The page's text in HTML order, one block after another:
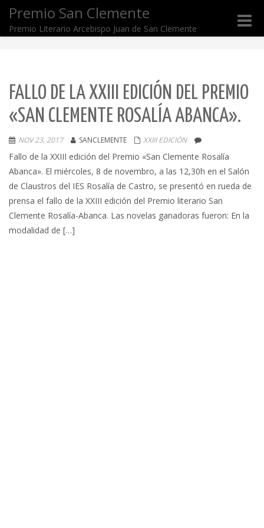
Premio San Clemente
Premio Literario Arcebispo Juan de San Clemente
Toggle
FALLO DE LA XXIII EDICIÓN DEL PREMIO
«SAN CLEMENTE ROSALÍA ABANCA».
NOV 23, 2017 SANCLEMENTE XXIII EDICIÓN
Fallo de la XXIII edición del Premio «San Clemente Rosalía
Abanca». El miércoles, 8 de novembro, a las 12,30h en el Salón
de Claustros del IES Rosalía de Castro, se presentó en rueda de
prensa el fallo de la XXIII edición del Premio literario San
Clemente Rosalía-Abanca. Las novelas ganadoras fueron: En la
modalidad de […]